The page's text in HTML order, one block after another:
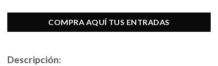
COMPRA AQUÍ TUS ENTRADAS
Descripción: